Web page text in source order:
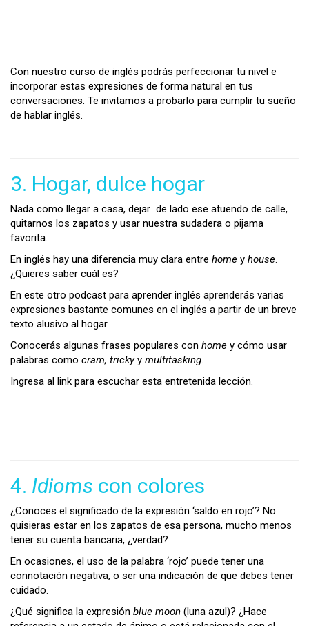
Con nuestro curso de inglés podrás perfeccionar tu nivel e
incorporar estas expresiones de forma natural en tus
conversaciones. Te invitamos a probarlo para cumplir tu sueño
de hablar inglés.
3. Hogar, dulce hogar
Nada como llegar a casa, dejar de lado ese atuendo de calle,
quitarnos los zapatos y usar nuestra sudadera o pijama
favorita.
En inglés hay una diferencia muy clara entre home y house.
¿Quieres saber cuál es?
En este otro podcast para aprender inglés aprenderás varias
expresiones bastante comunes en el inglés a partir de un breve
texto alusivo al hogar.
Conocerás algunas frases populares con home y cómo usar
palabras como cram, trickyy multitasking.
Ingresa al link para escuchar esta entretenida lección.
4. Idioms con colores
¿Conoces el significado de la expresión ‘saldo en rojo’? No
quisieras estar en los zapatos de esa persona, mucho menos
tener su cuenta bancaria, ¿verdad?
En ocasiones, el uso de la palabra ‘rojo’ puede tener una
connotación negativa, o ser una indicación de que debes tener
cuidado.
¿Qué significa la expresión blue moon (luna azul)? ¿Hace